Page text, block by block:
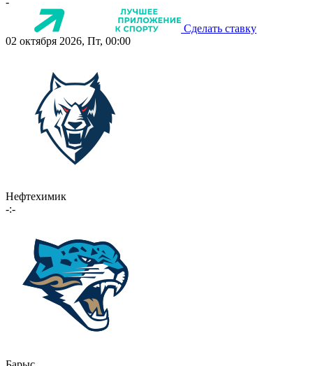
Сделать ставку
02 октября 2026, Пт, 00:00
Нефтехимик
-:-